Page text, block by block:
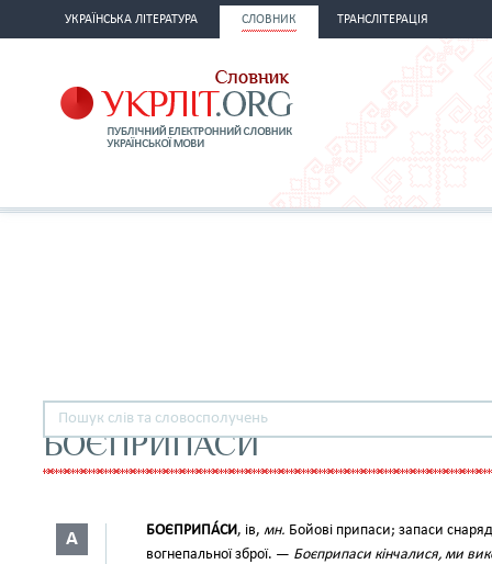
УКРАЇНСЬКА ЛІТЕРАТУРА СЛОВНИК ТРАНСЛІТЕРАЦІЯ
БОЄПРИПАСИ
А БОЄПРИПА́СИ, ів, мн. Бойові припаси; запаси
вогнепальної зброї. — Боєприпаси кінчалися, ми